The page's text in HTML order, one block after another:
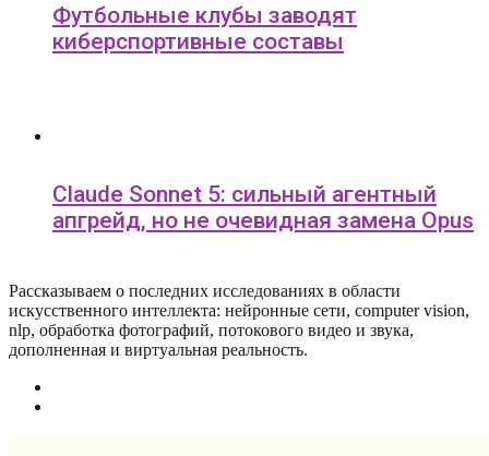
Футбольные клубы заводят
киберспортивные составы
Claude Sonnet 5: сильный агентный
апгрейд, но не очевидная замена Opus
Рассказываем о последних исследованиях в области
искусcтвенного интеллекта: нейронные сети, computer vision,
nlp, обработка фотографий, потокового видео и звука,
дополненная и виртуальная реальность.